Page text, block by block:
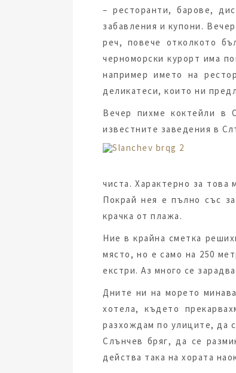
– ресторанти, барове,
забавления и купони.
реч, повече отколкото
черноморски курорт има
например името на
деликатеси, които ни
Вечер пихме коктейли в
известните заведения в
чиста. Характерно за
Покрай нея е пълно със
крачка от плажа.
Ние в крайна сметка
място, но е само на 250
екстри. Аз много се
Дните ни на морето
хотела, където
разхождам по улиците, да
Слънчев бряг, да се
действа така на хората